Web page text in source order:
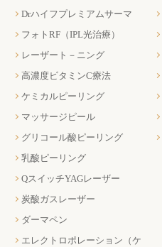
Drハイフプレミアムサーマ
フォトRF（IPL光治療）
レーザート－ニング
高濃度ビタミンC療法
ケミカルピーリング
マッサージピール
グリコール酸ピーリング
乳酸ピーリング
QスイッチYAGレーザー
炭酸ガスレーザー
ダーマペン
エレクトロポレーション（ケ